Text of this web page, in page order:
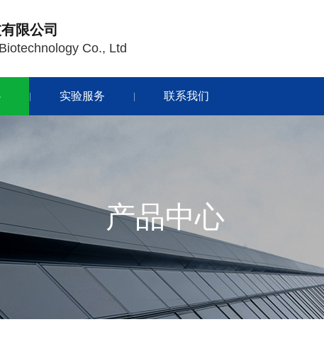
限公司
Co., Ltd
| 实验服务 | 联系我们
产品中心